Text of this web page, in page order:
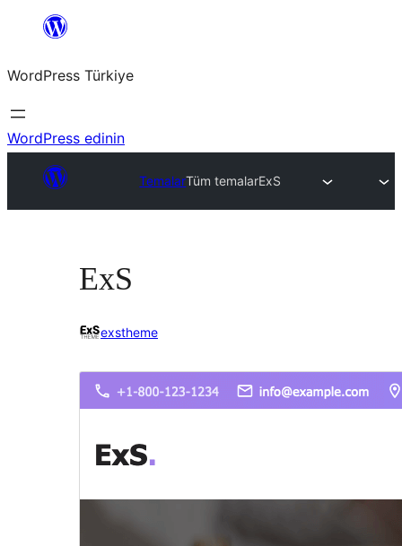
İçeriğe
WordPress Türkiye
WordPress edinin
TemalarTüm temalarExS
ExS
exstheme